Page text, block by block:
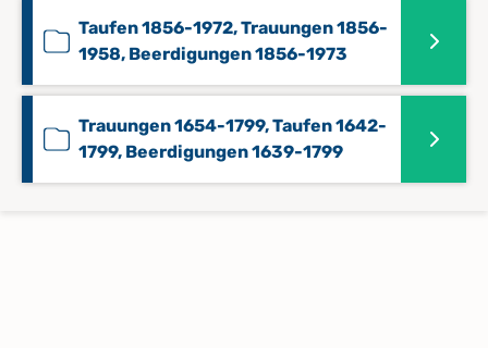
Taufen 1856-1972, Trauungen 1856-
1958, Beerdigungen 1856-1973
Trauungen 1654-1799, Taufen 1642-
1799, Beerdigungen 1639-1799